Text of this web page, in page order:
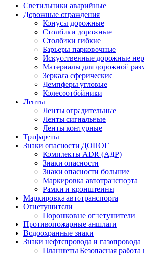
Светильники аварийные
Дорожные ограждения
Конусы дорожные
Столбики дорожные
Столбики гибкие
Барьеры парковочные
Искусственные дорожные
Материалы для дорожной
Зеркала сферические
Демпферы угловые
Колесоотбойники
Ленты
Ленты оградительные
Ленты сигнальные
Ленты контурные
Трафареты
Знаки опасности ДОПОГ
Комплекты ADR (АДР)
Знаки опасности
Знаки опасности большие
Маркировка автотранспорта
Рамки и кронштейны
Маркировка автотранспорта
Огнетушители
Порошковые огнетушители
Противопожарные аншлаги
Водоохранные знаки
Знаки нефтепровода и газопровода
Планшеты Безопасная работа